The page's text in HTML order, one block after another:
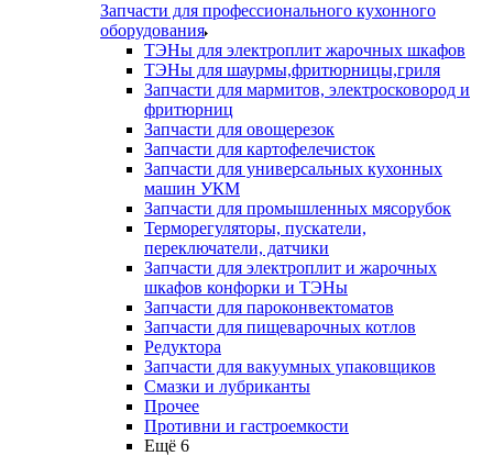
Запчасти для профессионального кухонного
оборудования
ТЭНы для электроплит жарочных шкафов
ТЭНы для шаурмы,фритюрницы,гриля
Запчасти для мармитов, электросковород и
фритюрниц
Запчасти для овощерезок
Запчасти для картофелечисток
Запчасти для универсальных кухонных
машин УКМ
Запчасти для промышленных мясорубок
Терморегуляторы, пускатели,
переключатели, датчики
Запчасти для электроплит и жарочных
шкафов конфорки и ТЭНы
Запчасти для пароконвектоматов
Запчасти для пищеварочных котлов
Редуктора
Запчасти для вакуумных упаковщиков
Смазки и лубриканты
Прочее
Противни и гастроемкости
Ещё 6